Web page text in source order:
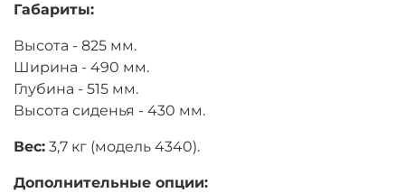
Габариты:
Высота - 825 мм.
Ширина - 490 мм.
Глубина - 515 мм.
Высота сиденья - 430 мм.
Вес: 3,7 кг (модель 4340).
Дополнительные опции: